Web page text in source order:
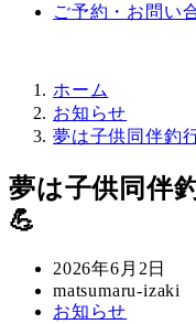
ご予約・お問い
ホーム
お知らせ
夢は子供同伴釣
夢は子供同伴
💪
投
稿
日
2026年6月2日
著
者
matsumaru-izaki
カ
お知らせ